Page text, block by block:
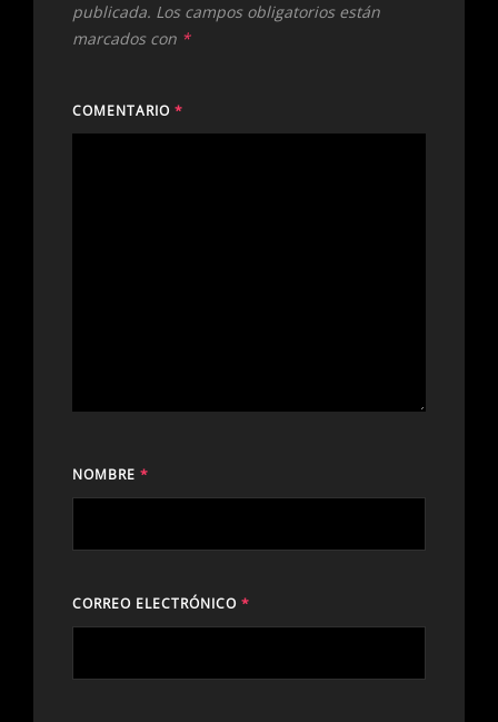
publicada. Los campos obligatorios están
marcados con *
COMENTARIO *
NOMBRE *
CORREO ELECTRÓNICO *